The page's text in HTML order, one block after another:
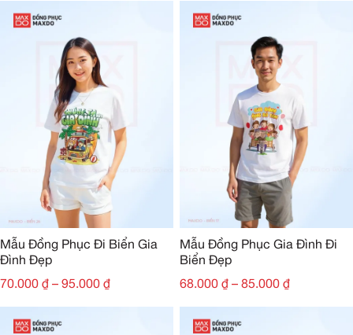
Mẫu Đồng Phục Đi Biển Gia
Đình Đẹp
70.000 ₫ – 95.000 ₫
Mẫu Đồng Phục Gia Đình Đi
Biển Đẹp
68.000 ₫ – 85.000 ₫